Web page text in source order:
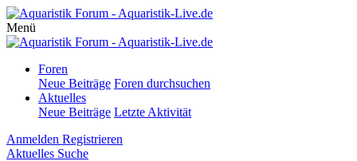
Menü
Foren
Neue Beiträge Foren durchsuchen
Aktuelles
Neue Beiträge Letzte Aktivität
Anmelden Registrieren
Aktuelles Suche